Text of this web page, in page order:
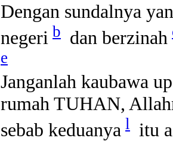
Dengan sundalnya
negeri b dan berzinah
e
Janganlah kaubawa
rumah TUHAN,
sebab keduanya l itu